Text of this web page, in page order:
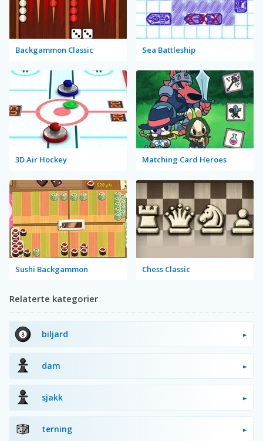
Backgammon Classic Sea Battleship
3D Air Hockey Matching Card Heroes
Sushi Backgammon Chess Classic
Relaterte kategorier
biljard
dam
sjakk
terning